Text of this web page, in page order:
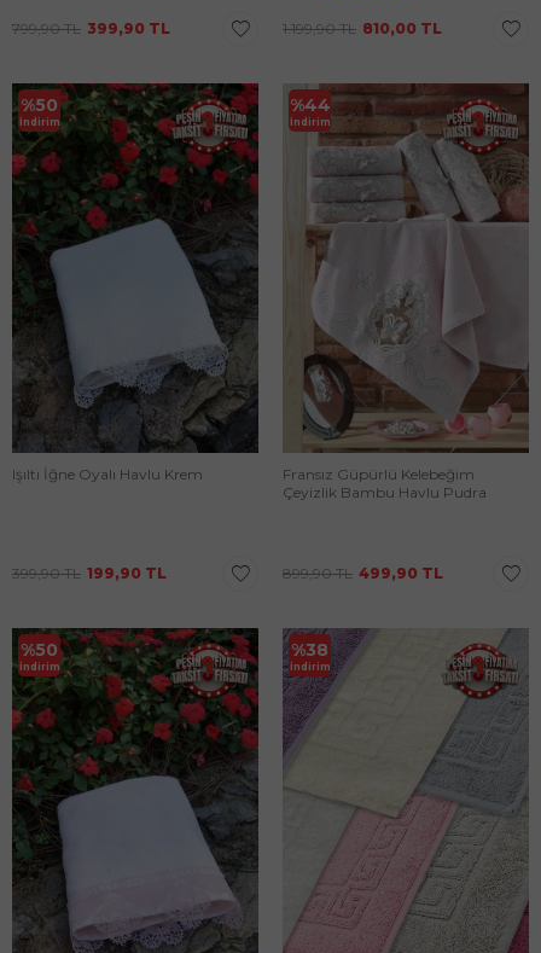
799,90TL 399,90 TL 1.199,90TL 810,00 TL
%50
İndirim
Işıltı İğne Oyalı Havlu Krem
399,90TL 199,90 TL
%44
İndirim
Fransız Güpürlü Kelebeğim
Çeyizlik Bambu Havlu Pudra
899,90TL 499,90 TL
%50
İndirim
%38
İndirim